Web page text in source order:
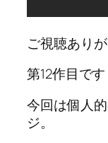
ご視聴あり
第12作目です
今回は個人
ジ。